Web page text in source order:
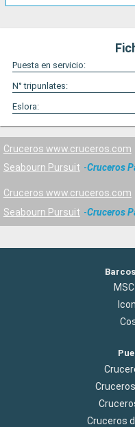
Puesta en servicio:
N° tripunlates:
Eslora:
Cruceros www.cruceros.com
Seabourn Pursuit
Cruceros
Cruceros www.cruceros.com
Seabourn Pursuit
Cruceros
Cruceros